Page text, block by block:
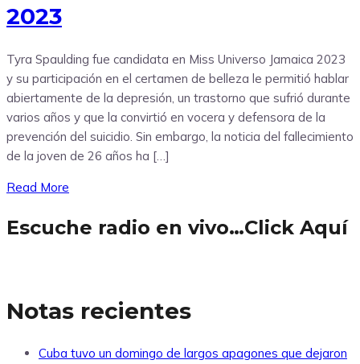
2023
Tyra Spaulding fue candidata en Miss Universo Jamaica 2023
y su participación en el certamen de belleza le permitió hablar
abiertamente de la depresión, un trastorno que sufrió durante
varios años y que la convirtió en vocera y defensora de la
prevención del suicidio. Sin embargo, la noticia del fallecimiento
de la joven de 26 años ha […]
Read More
Escuche radio en vivo…Click Aquí
Notas recientes
Cuba tuvo un domingo de largos apagones que dejaron